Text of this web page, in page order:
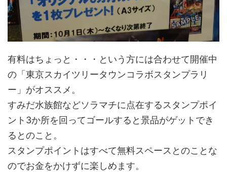
有料はちょっと・・・という方には合わせて開催中
の「東京スカイツリータウンコラボスタンプラリ
ー」がオススメ。
すみだ水族館などソラマチに点在するスタンプポイ
ント3か所を回ってゴールすると景品がゲットでき
るとのこと。
スタンプポイントはすべて無料スペースとのことな
のでお金をかけずに楽しめます。